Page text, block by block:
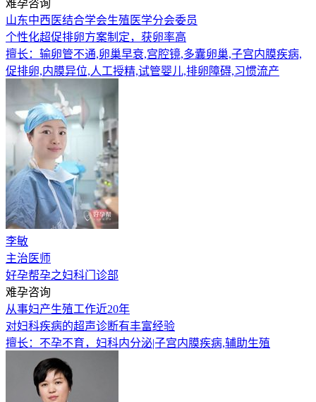
难孕咨询
山东中西医结合学会生殖医学分会委员
个性化超促排卵方案制定，获卵率高
擅长：输卵管不通,卵巢早衰,宫腔镜,多囊卵巢,子宫内膜疾病,
促排卵,内膜异位,人工授精,试管婴儿,排卵障碍,习惯流产
李敏
主治医师
好孕帮孕之妇科门诊部
难孕咨询
从事妇产生殖工作近20年
对妇科疾病的超声诊断有丰富经验
擅长：不孕不育，妇科内分泌|子宫内膜疾病,辅助生殖